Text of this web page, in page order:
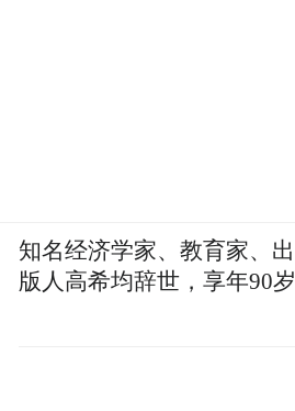
知名经济学家、教育家、出
版人高希均辞世，享年90岁